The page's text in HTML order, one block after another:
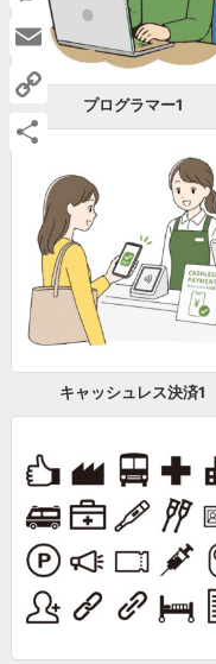
プログラマー1
キャッシュレス決済1
Messenger
Email
Copy
有